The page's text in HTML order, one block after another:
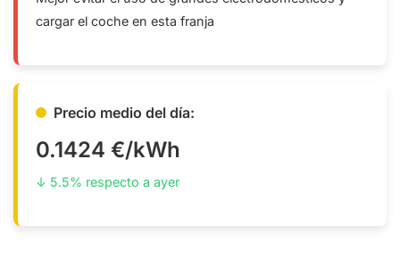
cargar el coche en esta franja
Precio medio del día:
0.1424 €/kWh
↓ 5.5% respecto a ayer